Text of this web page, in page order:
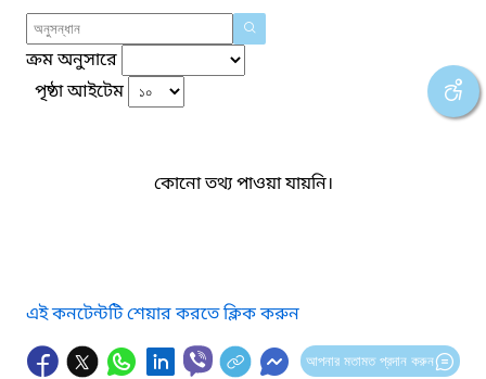
ক্রম অনুসারে
পৃষ্ঠা আইটেম
কোনো তথ্য পাওয়া যায়নি।
এই কনটেন্টটি শেয়ার করতে ক্লিক করুন
আপনার মতামত প্রদান করুন